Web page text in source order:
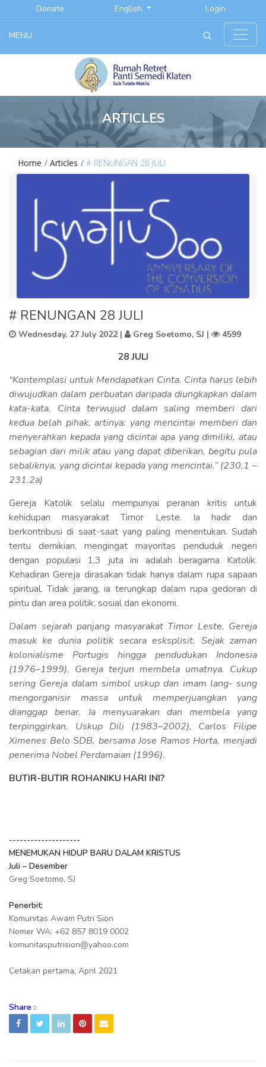
Donate English Login
MENU
ARTICLES
Home Articles # RENUNGAN 28 JULI
# RENUNGAN 28 JULI
Wednesday, 27 July 2022| Greg Soetomo, SJ | 4599
28 JULI
“Kontemplasi untuk Mendapatkan Cinta. Cinta harus lebih
diwujudkan dalam perbuatan daripada diungkapkan dalam
kata-kata. Cinta terwujud dalam saling memberi dari
kedua belah pihak, artinya: yang mencintai memberi dan
menyerahkan kepada yang dicintai apa yang dimiliki, atau
sebagian dari milik atau yang dapat diberikan, begitu pula
sebaliknya, yang dicintai kepada yang mencintai.” (230.1 –
231.2a)
Gereja Katolik selalu mempunyai peranan kritis untuk
kehidupan masyarakat Timor Leste. Ia hadir dan
berkontribusi di saat-saat yang paling menentukan. Sudah
tentu demikian, mengingat mayoritas penduduk negeri
dengan populasi 1,3 juta ini adalah beragama Katolik.
Kehadiran Gereja dirasakan tidak hanya dalam rupa sapaan
spiritual. Tidak jarang, ia terungkap dalam rupa gedoran di
pintu dan area politik, sosial dan ekonomi.
Dalam sejarah panjang masyarakat Timor Leste, Gereja
masuk ke dunia politik secara esksplisit. Sejak zaman
kolonialisme Portugis hingga pendudukan Indonesia
(1976–1999), Gereja terjun membela umatnya. Cukup
sering Gereja dalam simbol uskup dan imam lang- sung
mengorganisir massa untuk memperjuangkan yang
dianggap benar. Ia menyuarakan dan membela yang
terpinggirkan. Uskup Dili (1983–2002), Carlos Filipe
Ximenes Belo SDB, bersama Jose Ramos Horta, menjadi
penerima Nobel Perdamaian (1996).
BUTIR-BUTIR ROHANIKU HARI INI?
--------------------
MENEMUKAN HIDUP BARU DALAM KRISTUS
Juli – Desember
Greg Soetomo, SJ
Penerbit:
Komunitas Awam Putri Sion
Nomer WA: +62 857 8019 0002
komunitasputrision@yahoo.com
Cetakan pertama, April 2021
Share :